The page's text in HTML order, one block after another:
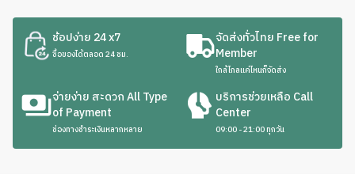
ช้อปง่าย 24 x7
ซื้อของได้ตลอด 24 ชม.
จัดส่งทั่วไทย Free for
Member
ใกล้ไกลแค่ไหนก็จัดส่ง
จ่ายง่าย สะดวก All Type
of Payment
ช่องทางชำระเงินหลากหลาย
บริการช่วยเหลือ Call
Center
09:00 - 21:00 ทุกวัน